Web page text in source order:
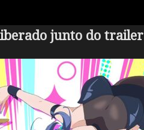
junto do trailer